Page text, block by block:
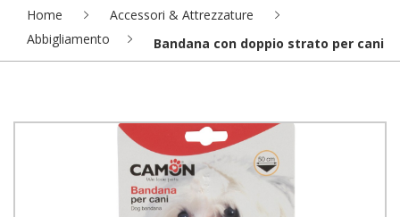
Home
Accessori & Attrezzature
Abbigliamento
Bandana con doppio strato per cani